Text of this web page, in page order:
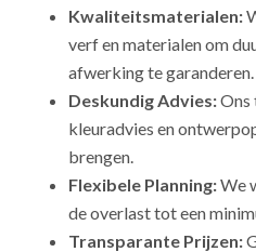
Kwaliteitsmaterialen:
verf en materialen om
afwerking te garanderen.
Deskundig Advies:Ons
kleuradvies en
brengen.
Flexibele Planning:We
de overlast tot een
Transparante Prijzen: